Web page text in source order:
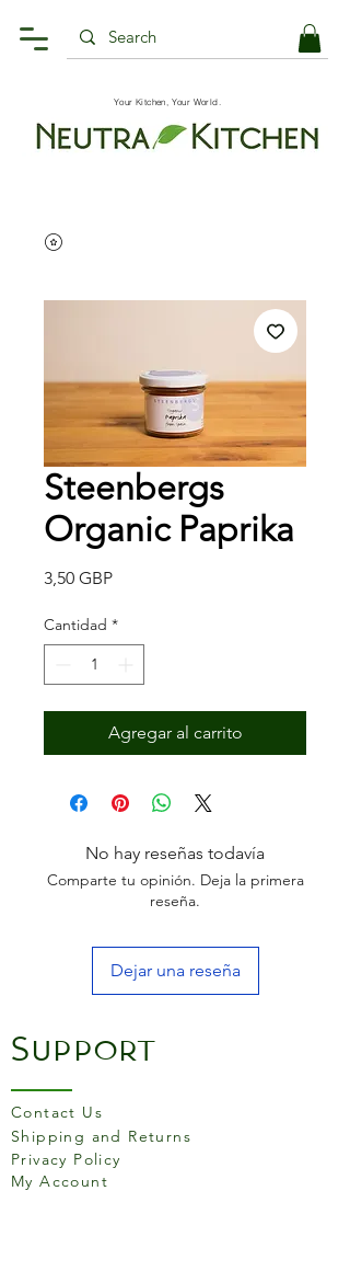
Your Kitchen, Your World.
Steenbergs
Organic Paprika
3,50 GBPPrecio
Cantidad *
Agregar al carrito
No hay reseñas todavía
Comparte tu opinión. Deja la primera
reseña.
Dejar una reseña
Support
Contact Us
Shipping and Returns
Privacy Policy
My Account